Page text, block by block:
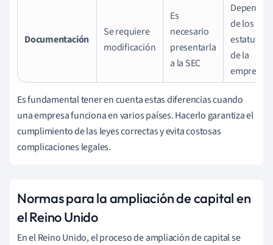
Documentación
Se requiere
modificación
Es
necesario
presentarla
a la SEC
Depende
de los
estatutos
de la
empresa
Es fundamental tener en cuenta estas diferencias cuando
una empresa funciona en varios países. Hacerlo garantiza el
cumplimiento de las leyes correctas y evita costosas
complicaciones legales.
Normas para la ampliación de capital en
el Reino Unido
En el Reino Unido, el proceso de ampliación de capital se